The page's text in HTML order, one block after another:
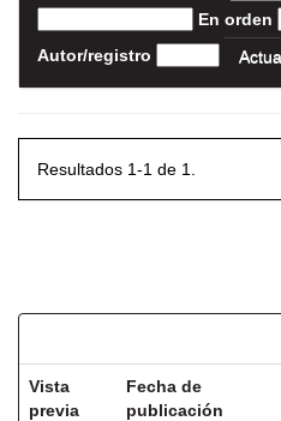
En orden
Autor/registro
Resultados 1-1 de 1.
Vista
previa
Fecha de
publicación